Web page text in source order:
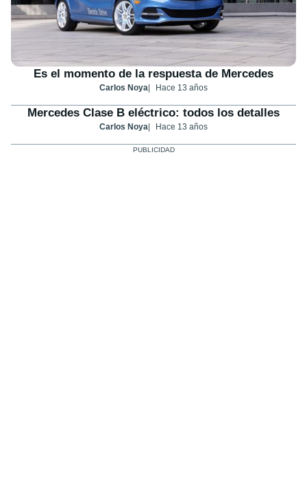
Es el momento de la respuesta de Mercedes
Carlos Noya Hace 13 años
Mercedes Clase B eléctrico: todos los detalles
Carlos Noya Hace 13 años